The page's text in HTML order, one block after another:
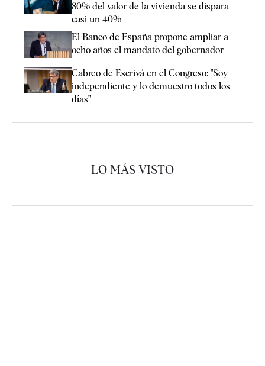
80% del valor de la vivienda se dispara
casi un 40%
El Banco de España propone ampliar a
ocho años el mandato del gobernador
Cabreo de Escrivá en el Congreso: "Soy
independiente y lo demuestro todos los
días"
LO MÁS VISTO